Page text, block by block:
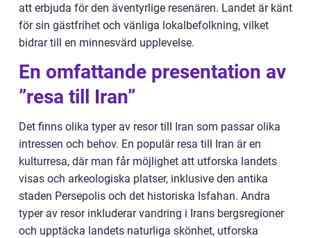
att erbjuda för den äventyrlige resenären. Landet är känt
för sin gästfrihet och vänliga lokalbefolkning, vilket
bidrar till en minnesvärd upplevelse.
En omfattande presentation av
”resa till Iran”
Det finns olika typer av resor till Iran som passar olika
intressen och behov. En populär resa till Iran är en
kulturresa, där man får möjlighet att utforska landets
visas och arkeologiska platser, inklusive den antika
staden Persepolis och det historiska Isfahan. Andra
typer av resor inkluderar vandring i Irans bergsregioner
och upptäcka landets naturliga skönhet, utforska